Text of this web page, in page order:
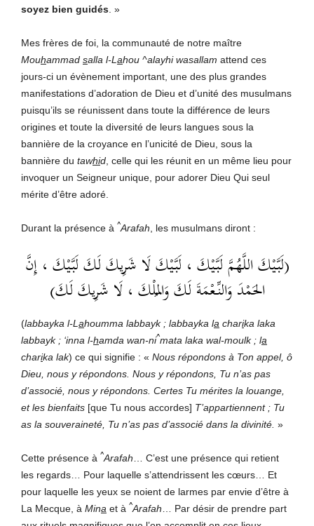
soyez bien guidés . »
Mes frères de foi, la communauté de notre maître
Mouhammad salla l-L ahou ^alayhi wasallam attend ces
jours-ci un évènement important, une des plus grandes
manifestations d’adoration de Dieu et d’unité des musulmans
puisqu’ils se réunissent dans toute la différence de leurs
origines et toute la diversité de leurs langues sous la
bannière de la croyance en l’unicité de Dieu, sous la
bannière du tawhid , celle qui les réunit en un même lieu pour
invoquer un Seigneur unique, pour adorer Dieu Qui seul
mérite d’être adoré.
Durant la présence à ^Arafah , les musulmans diront :
(لَبَّيْكَ اللَّهُمَّ لَبَّيْكَ ، لَبَّيْكَ لَا شَرِيكَ لَكَ لَبَّيْكَ ، إِنَّ
الحَمْدَ وَالنِّعْمَةَ لَكَ وَالمُلْكَ ، لَا شَرِيكَ لَكَ)
(labbayka l-L ahoumma labbayk ; labbayka la charika laka
labbayk ; ‘inna l-hamda wan-ni^mata laka wal-moulk ; la
charika lak) ce qui signifie : « Nous répondons à Ton appel, ô
Dieu, nous y répondons. Nous y répondons, Tu n’as pas
d’associé, nous y répondons. Certes Tu mérites la louange,
et les bienfaits [que Tu nous accordes] T’appartiennent ; Tu
as la souveraineté, Tu n’as pas d’associé dans la divinité. »
Cette présence à ^Arafah … C’est une présence qui retient
les regards… Pour laquelle s’attendrissent les cœurs… Et
pour laquelle les yeux se noient de larmes par envie d’être à
La Mecque, à Mina et à ^Arafah … Par désir de prendre part